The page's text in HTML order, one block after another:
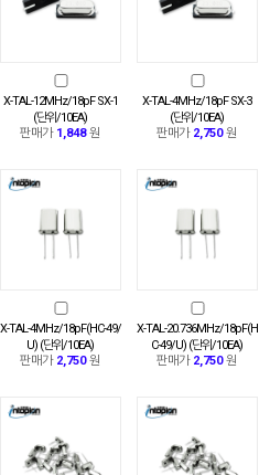
X-TAL-12MHz/18pF SX-1
(단위/10EA)
판매가 1,848원
X-TAL-4MHz/18pF SX-3
(단위/10EA)
판매가 2,750원
X-TAL-4MHz/18pF(HC-49/
U) (단위/10EA)
판매가 2,750원
X-TAL-20.736MHz/18pF(H
C-49/U) (단위/10EA)
판매가 2,750원